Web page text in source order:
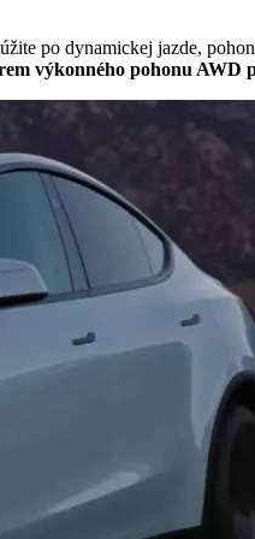
po dynamickej jazde,
výkonného pohonu AWD